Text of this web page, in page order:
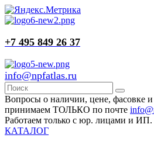
+7 495 849 26 37
info@npfatlas.ru
Вопросы о наличии, цене, фасовке и
принимаем ТОЛЬКО по почте
Работаем только с юр. лицами и ИП.
КАТАЛОГ